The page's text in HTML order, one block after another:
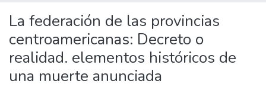
La federación de las provincias
centroamericanas: Decreto o
realidad. elementos históricos de
una muerte anunciada